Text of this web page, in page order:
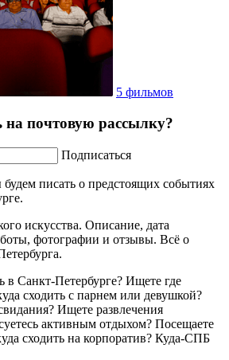
5 фильмов
на почтовую рассылку?
Подписаться
писать о предстоящих событиях
искусства. Описание, дата
фотографии и отзывы. Всё о
в Санкт-Петербурге? Ищете где
сходить с парнем или девушкой?
Ищете развлечения
активным отдыхом? Посещаете
сходить на корпоратив? Куда-СПБ